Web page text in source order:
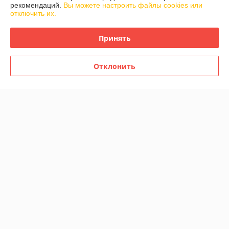
Политика обработки cookies
рекомендаций. Вы можете настроить файлы cookies или
отключить их.
Принять
Отклонить